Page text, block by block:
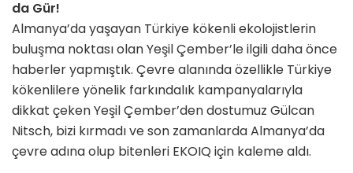
da Gür!
Almanya’da yaşayan Türkiye kökenli ekolojistlerin
buluşma noktası olan Yeşil Çember’le ilgili daha önce
haberler yapmıştık. Çevre alanında özellikle Türkiye
kökenlilere yönelik farkındalık kampanyalarıyla
dikkat çeken Yeşil Çember’den dostumuz Gülcan
Nitsch, bizi kırmadı ve son zamanlarda Almanya’da
çevre adına olup bitenleri EKOIQ için kaleme aldı.